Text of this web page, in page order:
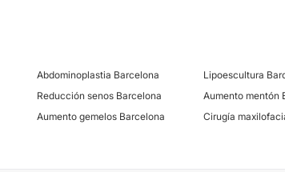
Abdominoplastia Barcelona
Lipoescultura
Reducción senos Barcelona
Aumento mentón
Aumento gemelos Barcelona Cirugía